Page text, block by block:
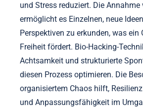
und Stress reduziert. Die Annahme
ermöglicht es Einzelnen, neue
Perspektiven zu erkunden, was ein
Freiheit fördert. Bio-Hacking-
Achtsamkeit und strukturierte
diesen Prozess optimieren. Die
organisiertem Chaos hilft,
und Anpassungsfähigkeit im